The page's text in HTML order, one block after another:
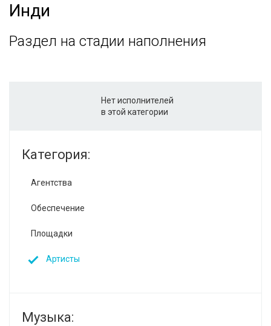
Инди
Раздел на стадии наполнения
Нет исполнителей
в этой категории
Категория:
Агентства
Обеспечение
Площадки
Артисты
Музыка: